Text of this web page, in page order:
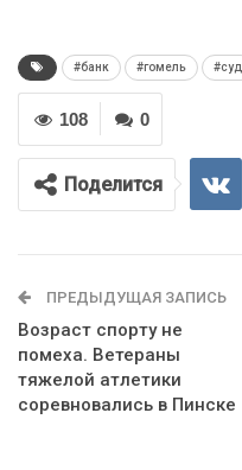
#банк #гомель #суд
0
108
Поделится
ПРЕДЫДУЩАЯ ЗАПИСЬ
Возраст спорту не
помеха. Ветераны
тяжелой атлетики
соревновались в Пинске